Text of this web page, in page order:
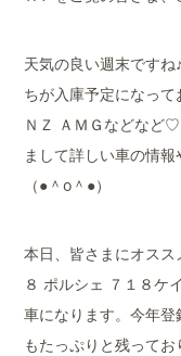
天気の良い週末です
ちが入庫予定になっ
ＮＺ ＡＭＧなどなど
まして詳しい車の情
（●＾o＾●）
本日、皆さまにオス
８ ポルシェ ７１８ケ
車になります。今年
もたっぷりと残ってお